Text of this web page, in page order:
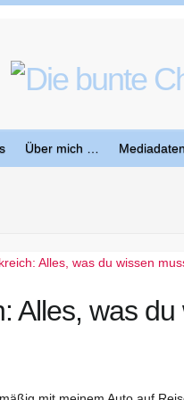
Über mich …
Alles, was du